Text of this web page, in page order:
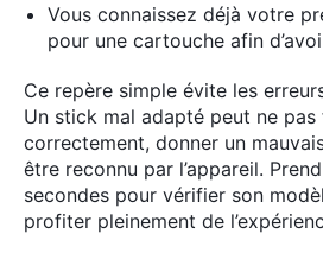
Vous connaissez déjà votre
pour une cartouche afin
Ce repère simple évite les
Un stick mal adapté peut ne
correctement, donner un
être reconnu par l’appareil.
secondes pour vérifier son
profiter pleinement de